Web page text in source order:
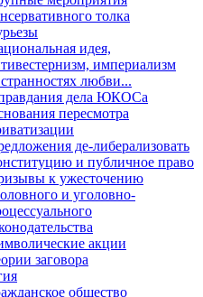
толка
идея,
империализм
любви...
дела ЮКОСа
пересмотра
де-либерализовать
и публичное право
к ужесточению
и уголовно-
акции
заговора
общество